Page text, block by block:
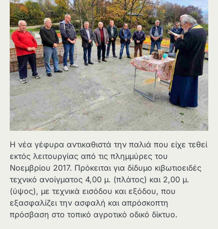
Η νέα γέφυρα αντικαθιστά την παλιά που είχε τεθεί
εκτός λειτουργίας από τις πλημμύρες του
Νοεμβρίου 2017. Πρόκειται για δίδυμο κιβωτιοειδές
τεχνικό ανοίγματος 4,00 μ. (πλάτος) και 2,00 μ.
(ύψος), με τεχνικά εισόδου και εξόδου, που
εξασφαλίζει την ασφαλή και απρόσκοπτη
πρόσβαση στο τοπικό αγροτικό οδικό δίκτυο.